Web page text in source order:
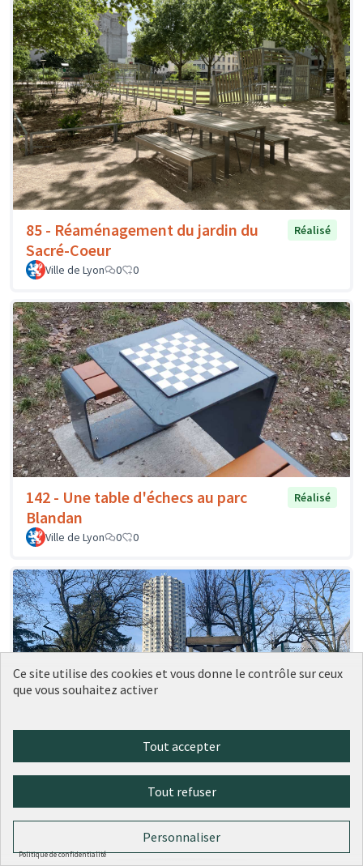
85 - Réaménagement du jardin du
Sacré-Coeur
Réalisé
Ville de Lyon 0 0
142 - Une table d'échecs au parc
Blandan
Réalisé
Ville de Lyon 0 0
41 - Des plantes grimpantes sur les
grilles des city stades
Ce site utilise des cookies et vous donne le contrôle sur ceux
que vous souhaitez activer
Tout accepter
Tout refuser
Personnaliser
Politique de confidentialité